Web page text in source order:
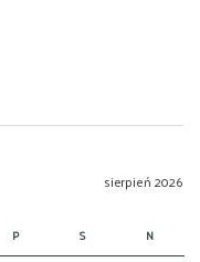
sierpień 2026
P S N